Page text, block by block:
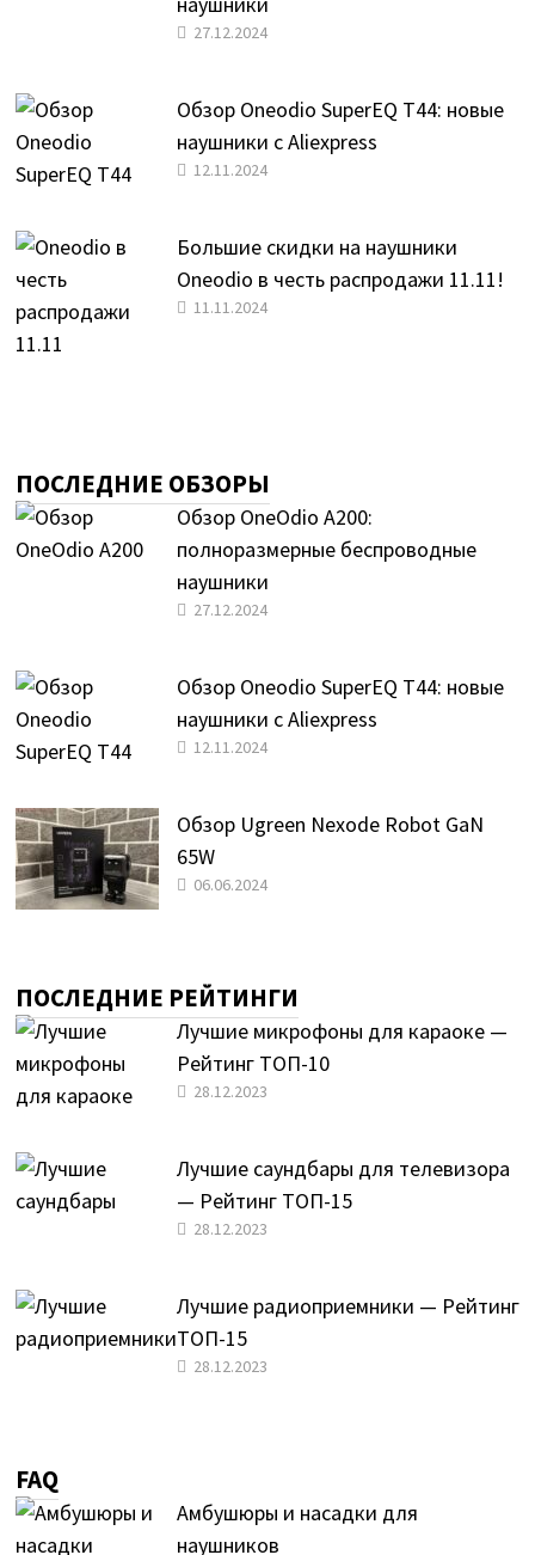
27.12.2024
Обзор Oneodio SuperEQ T44: новые
наушники с Aliexpress
12.11.2024
Большие скидки на наушники
Oneodio в честь распродажи 11.11!
11.11.2024
ПОСЛЕДНИЕ ОБЗОРЫ
Обзор OneOdio A200:
полноразмерные беспроводные
наушники
27.12.2024
Обзор Oneodio SuperEQ T44: новые
наушники с Aliexpress
12.11.2024
Обзор Ugreen Nexode Robot GaN
65W
06.06.2024
ПОСЛЕДНИЕ РЕЙТИНГИ
Лучшие микрофоны для караоке —
Рейтинг ТОП-10
28.12.2023
Лучшие саундбары для телевизора
— Рейтинг ТОП-15
28.12.2023
Лучшие радиоприемники — Рейтинг
ТОП-15
28.12.2023
FAQ
Амбушюры и насадки для
наушников